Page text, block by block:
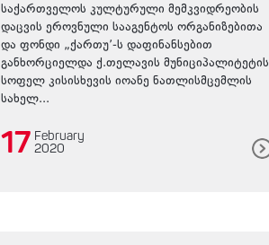
საქართველოს კულტურული მემკვიდრეობის
დაცვის ეროვნული სააგენტოს ორგანიზებითა
და ფონდი „ქართუ’-ს დაფინანსებით
განხორციელდა ქ.თელავის მუნიციპალიტეტის
სოფელ კისისხევის იოანე ნათლისმცემლის
სახელ...
17 February
2020